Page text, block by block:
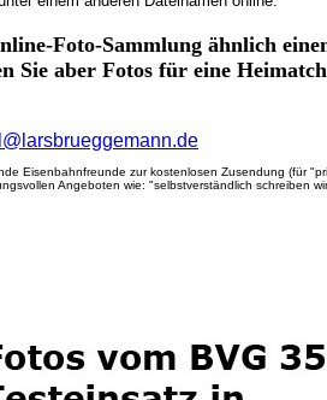
Foto-Sammlung ähnlich
Sie aber Fotos für eine
Eisenbahnfreunde zur kostenlosen Zusendung (für
Angeboten wie: "selbstverständlich schreiben